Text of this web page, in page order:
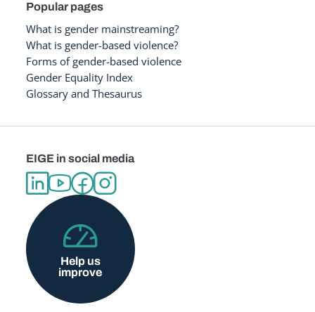
Popular pages
What is gender mainstreaming?
What is gender-based violence?
Forms of gender-based violence
Gender Equality Index
Glossary and Thesaurus
EIGE in social media
Help us
improve